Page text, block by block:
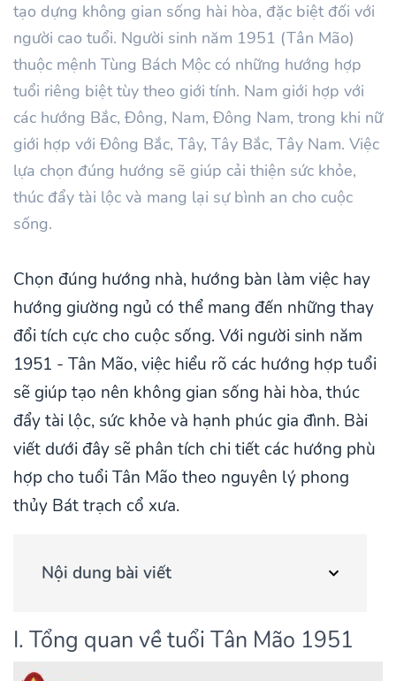
tạo dựng không gian sống hài hòa, đặc biệt đối với
người cao tuổi. Người sinh năm 1951 (Tân Mão)
thuộc mệnh Tùng Bách Mộc có những hướng hợp
tuổi riêng biệt tùy theo giới tính. Nam giới hợp với
các hướng Bắc, Đông, Nam, Đông Nam, trong khi nữ
giới hợp với Đông Bắc, Tây, Tây Bắc, Tây Nam. Việc
lựa chọn đúng hướng sẽ giúp cải thiện sức khỏe,
thúc đẩy tài lộc và mang lại sự bình an cho cuộc
sống.
Chọn đúng hướng nhà, hướng bàn làm việc hay
hướng giường ngủ có thể mang đến những thay
đổi tích cực cho cuộc sống. Với người sinh năm
1951 - Tân Mão, việc hiểu rõ các hướng hợp tuổi
sẽ giúp tạo nên không gian sống hài hòa, thúc
đẩy tài lộc, sức khỏe và hạnh phúc gia đình. Bài
viết dưới đây sẽ phân tích chi tiết các hướng phù
hợp cho tuổi Tân Mão theo nguyên lý phong
thủy Bát trạch cổ xưa.
Nội dung bài viết
I. Tổng quan về tuổi Tân Mão 1951